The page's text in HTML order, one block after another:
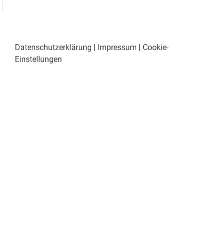
Datenschutzerklärung | Impressum | Cookie-
Einstellungen